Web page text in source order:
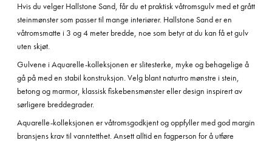
Hvis du velger Hallstone Sand, får du et praktisk våtromsgulv med et grått
steinmønster som passer til mange interiører. Hallstone Sand er en
våtromsmatte i 3 og 4 meter bredde, noe som betyr at du kan få et gulv
uten skjøt.
Gulvene i Aquarelle-kolleksjonen er slitesterke, myke og behagelige å
gå på med en stabil konstruksjon. Velg blant naturtro mønstre i stein,
betong og marmor, klassisk fiskebensmønster eller design inspirert av
sørligere breddegrader.
Aquarelle-kolleksjonen er våtromsgodkjent og oppfyller med god margin
bransjens krav til vanntetthet. Ansett alltid en fagperson for å utføre